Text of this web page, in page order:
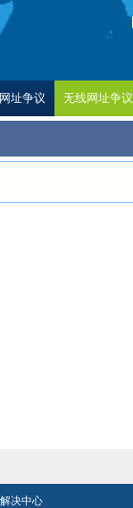
址争议 无线网址争议
决中心